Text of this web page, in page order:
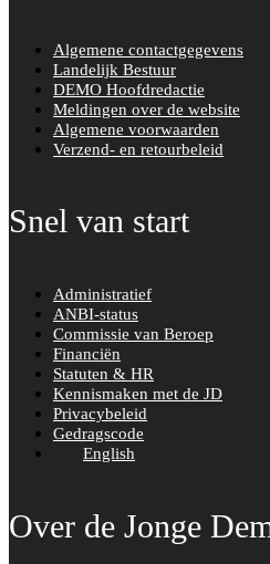
Algemene contactgegevens
Landelijk Bestuur
DEMO Hoofdredactie
Meldingen over de website
Algemene voorwaarden
Verzend- en retourbeleid
Snel van start
Administratief
ANBI-status
Commissie van Beroep
Financiën
Statuten & HR
Kennismaken met de JD
Privacybeleid
Gedragscode
English
Over de Jonge